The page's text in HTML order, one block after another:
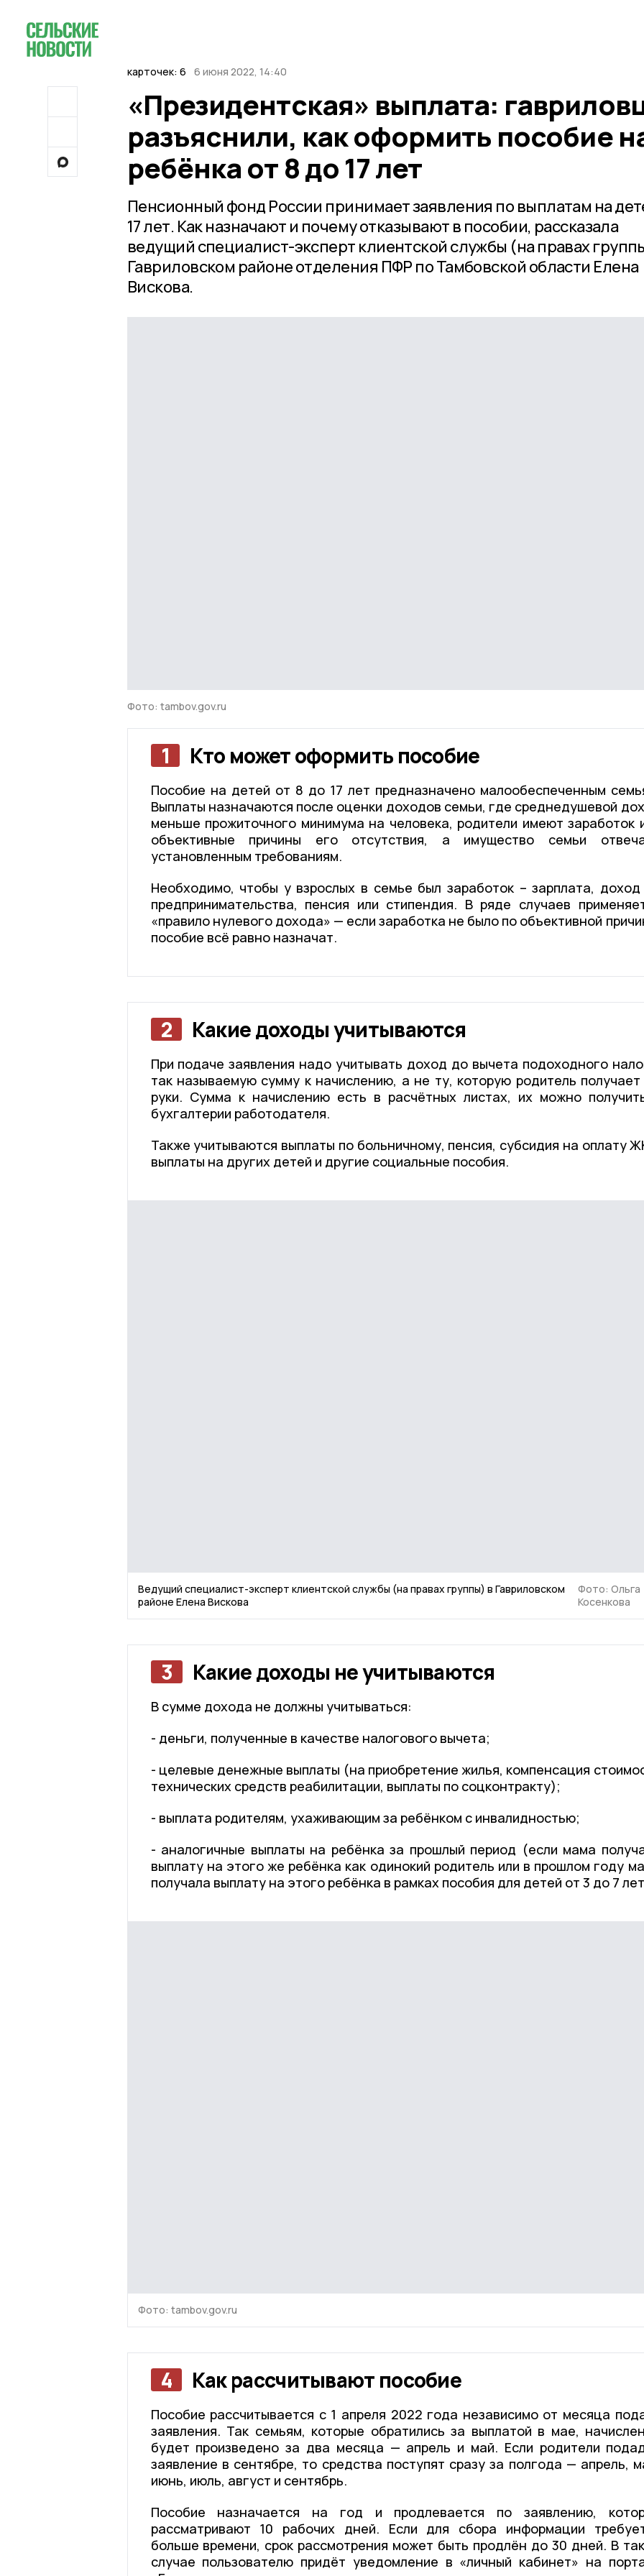
карточек: 6 6 июня 2022, 14:40
«Президентская» выплата:
разъяснили, как оформить пособие
ребёнка от 8 до 17 лет
Пенсионный фонд России принимает заявления по выплатам на
17 лет. Как назначают и почему отказывают в пособии, рассказала
ведущий специалист-эксперт клиентской службы (на правах
Гавриловском районе отделения ПФР по Тамбовской области Елена
Вискова.
Фото: tambov.gov.ru
1 Кто может оформить пособие
Пособие на детей от 8 до 17 лет предназначено малообеспеченным
Выплаты назначаются после оценки доходов семьи, где среднедушевой
меньше прожиточного минимума на человека, родители имеют заработок
объективные причины его отсутствия, а имущество семьи
установленным требованиям.
Необходимо, чтобы у взрослых в семье был заработок – зарплата, доход
предпринимательства, пенсия или стипендия. В ряде случаев
«правило нулевого дохода» — если заработка не было по объективной
пособие всё равно назначат.
2 Какие доходы учитываются
При подаче заявления надо учитывать доход до вычета подоходного
так называемую сумму к начислению, а не ту, которую родитель
руки. Сумма к начислению есть в расчётных листах, их можно
бухгалтерии работодателя.
Также учитываются выплаты по больничному, пенсия, субсидия на оплату
выплаты на других детей и другие социальные пособия.
Ведущий специалист-эксперт клиентской службы (на правах группы) в Гавриловском
районе Елена Вискова
Фото: Ольга
Косенкова
3 Какие доходы не учитываются
В сумме дохода не должны учитываться:
- деньги, полученные в качестве налогового вычета;
- целевые денежные выплаты (на приобретение жилья, компенсация
технических средств реабилитации, выплаты по соцконтракту);
- выплата родителям, ухаживающим за ребёнком с инвалидностью;
- аналогичные выплаты на ребёнка за прошлый период (если мама
выплату на этого же ребёнка как одинокий родитель или в прошлом году
получала выплату на этого ребёнка в рамках пособия для детей от 3 до 7
Фото: tambov.gov.ru
4 Как рассчитывают пособие
Пособие рассчитывается с 1 апреля 2022 года независимо от месяца
заявления. Так семьям, которые обратились за выплатой в мае,
будет произведено за два месяца — апрель и май. Если родители
заявление в сентябре, то средства поступят сразу за полгода — апрель,
июнь, июль, август и сентябрь.
Пособие назначается на год и продлевается по заявлению,
рассматривают 10 рабочих дней. Если для сбора информации
больше времени, срок рассмотрения может быть продлён до 30 дней. В
случае пользователю придёт уведомление в «личный кабинет» на